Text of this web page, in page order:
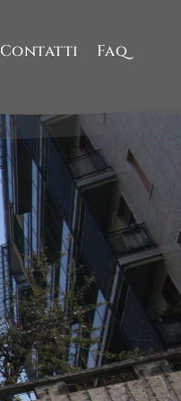
Contatti Faq